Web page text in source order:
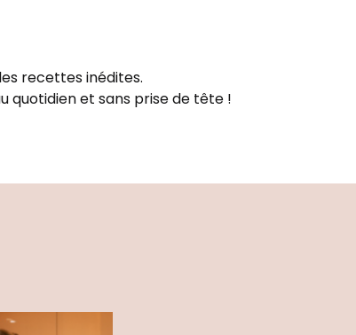
recettes inédites.
quotidien et sans prise de tête !